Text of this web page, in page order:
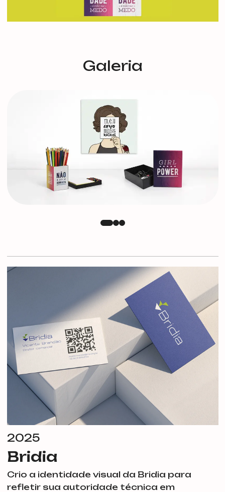
Galeria
2025
Bridia
Crio a identidade visual da Bridia para
refletir sua autoridade técnica em